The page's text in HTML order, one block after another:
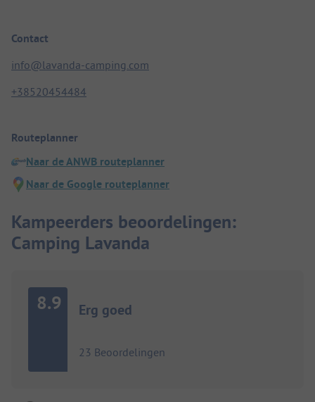
Contact
info@lavanda-camping.com
+38520454484
Routeplanner
Naar de ANWB routeplanner
Naar de Google routeplanner
Kampeerders beoordelingen:
Camping Lavanda
8.9 Erg goed
23 Beoordelingen